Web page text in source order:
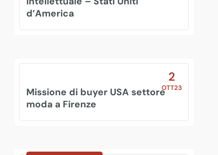
d’America
2
OTT23
Missione di buyer USA settore
moda a Firenze